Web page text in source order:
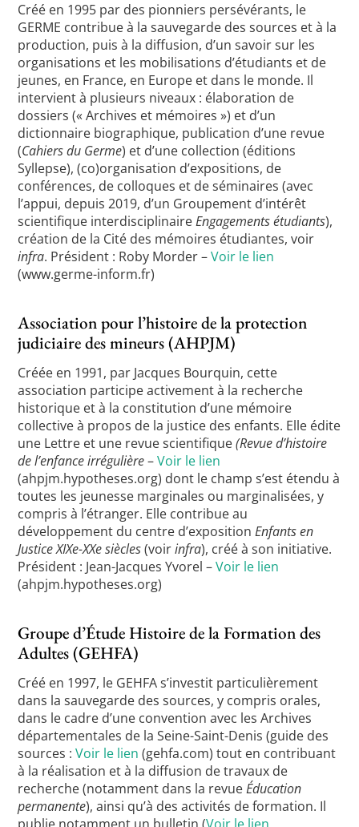
Créé en 1995 par des pionniers persévérants, le
GERME contribue à la sauvegarde des sources et à la
production, puis à la diffusion, d’un savoir sur les
organisations et les mobilisations d’étudiants et de
jeunes, en France, en Europe et dans le monde. Il
intervient à plusieurs niveaux : élaboration de
dossiers (« Archives et mémoires ») et d’un
dictionnaire biographique, publication d’une revue
(Cahiers du Germe) et d’une collection (éditions
Syllepse), (co)organisation d’expositions, de
conférences, de colloques et de séminaires (avec
l’appui, depuis 2019, d’un Groupement d’intérêt
scientifique interdisciplinaireEngagements étudiants),
création de la Cité des mémoires étudiantes, voir
infra. Président : Roby Morder –Voir le lien
(www.germe-inform.fr)
Association pour l’histoire de la protection
judiciaire des mineurs (AHPJM)
Créée en 1991, par Jacques Bourquin, cette
association participe activement à la recherche
historique et à la constitution d’une mémoire
collective à propos de la justice des enfants. Elle édite
une Lettre et une revue scientifique(Revue d’histoire
de l’enfance irrégulière–Voir le lien
(ahpjm.hypotheses.org) dont le champ s’est étendu à
toutes les jeunesse marginales ou marginalisées, y
compris à l’étranger. Elle contribue au
développement du centre d’expositionEnfants en
Justice XIXe-XXe siècles(voirinfra), créé à son initiative.
Président : Jean-Jacques Yvorel –Voir le lien
(ahpjm.hypotheses.org)
Groupe d’Étude Histoire de la Formation des
Adultes (GEHFA)
Créé en 1997, le GEHFA s’investit particulièrement
dans la sauvegarde des sources, y compris orales,
dans le cadre d’une convention avec les Archives
départementales de la Seine-Saint-Denis (guide des
sources :Voir le lien (gehfa.com) tout en contribuant
à la réalisation et à la diffusion de travaux de
recherche (notamment dans la revueÉducation
permanente), ainsi qu’à des activités de formation. Il
publie notamment un bulletin (Voir le lien